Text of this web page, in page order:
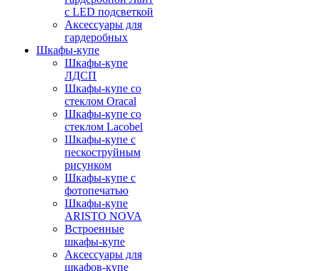
с LED подсветкой
Аксессуары для
гардеробных
Шкафы-купе
Шкафы-купе
ЛДСП
Шкафы-купе со
стеклом Oracal
Шкафы-купе со
стеклом Lacobel
Шкафы-купе с
пескоструйным
рисунком
Шкафы-купе с
фотопечатью
Шкафы-купе
ARISTO NOVA
Встроенные
шкафы-купе
Аксессуары для
шкафов-купе